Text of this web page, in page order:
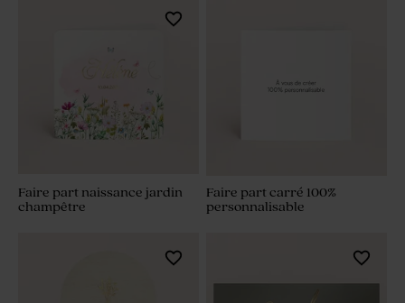
Faire part carré 100%
personnalisable
Faire part naissance jardin
champêtre